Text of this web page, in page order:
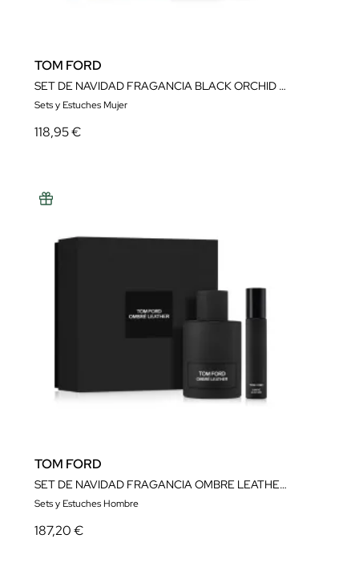
TOM FORD
SET DE NAVIDAD FRAGANCIA BLACK ORCHID EAU DE PARFUM
Sets y Estuches Mujer
118,95 €
TOM FORD
SET DE NAVIDAD FRAGANCIA OMBRE LEATHER EAU DE PARFUM
Sets y Estuches Hombre
187,20 €